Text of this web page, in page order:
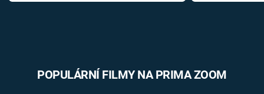
POPULÁRNÍ FILMY NA PRIMA ZOOM